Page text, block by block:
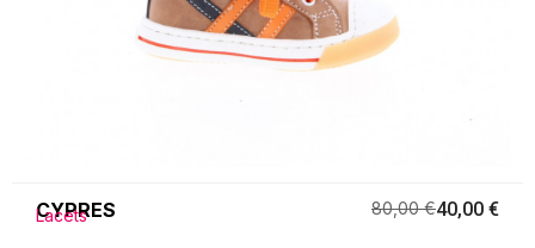
CYPRES
Lacets 80,00 €40,00 €